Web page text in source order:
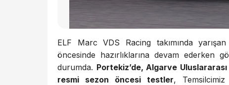
ELF Marc VDS Racing takımında
öncesinde hazırlıklarına devam ederken
durumda. Portekiz’de, Algarve
resmi sezon öncesi testler,